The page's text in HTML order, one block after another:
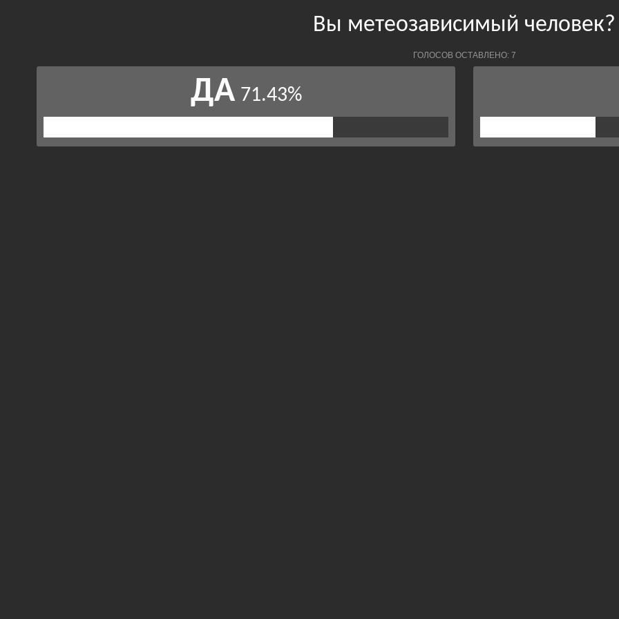
Вы метеозависимый человек?
ГОЛОСОВ ОСТАВЛЕНО: 7
ДА 71.43%